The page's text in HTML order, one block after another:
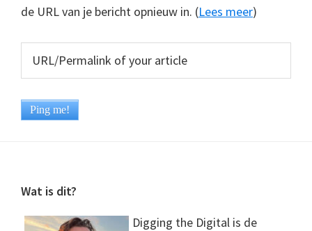
de URL van je bericht opnieuw in. (Lees meer)
Footer
Wat is dit?
Digging the Digital is de